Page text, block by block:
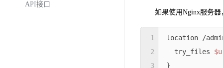
API接口
如果使用Nginx服务
location /
  try_files
}
1
2
3